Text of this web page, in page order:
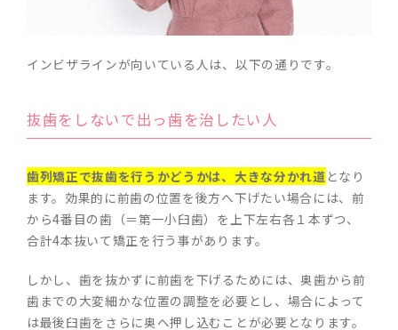
インビザラインが向いている人は、以下の通りです。
抜歯をしないで出っ歯を治したい人
歯列矯正で抜歯を行うかどうかは、大きな分かれ道 となり
ます。効果的に前歯の位置を後方へ下げたい場合には、前
から4番目の歯（＝第一小臼歯）を上下左右各１本ずつ、
合計4本抜いて矯正を行う事があります。
しかし、歯を抜かずに前歯を下げるためには、奥歯から前
歯までの大変細かな位置の調整を必要とし、場合によって
は最後臼歯をさらに奥へ押し込むことが必要となります。